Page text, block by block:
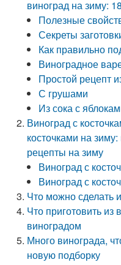
виноград на зиму:
Полезные
Секреты
Как правильно
Виноградное
Простой рецепт
С грушами
Из сока с
Виноград с
косточками на
рецепты на зиму
Виноград с
Виноград с
Что можно сделать
Что приготовить
виноградом
Много винограда,
новую подборку